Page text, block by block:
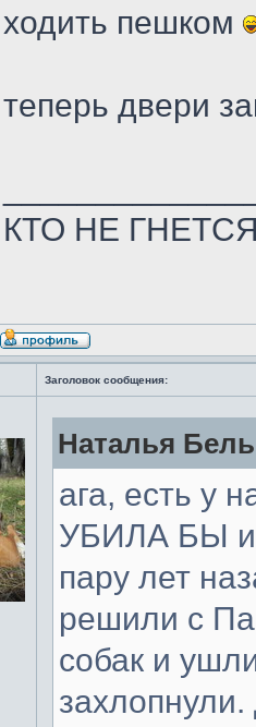
ходить пешком
теперь двери
КТО НЕ
Заголовок сообщения:
Наталья
ага, есть
УБИЛА БЫ
пару лет
решили с
собак и